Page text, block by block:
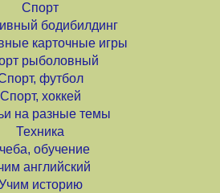
Спорт
бодибилдинг
карточные игры
рыболовный
футбол
Спорт, хоккей
на разные темы
Техника
обучение
английский
историю